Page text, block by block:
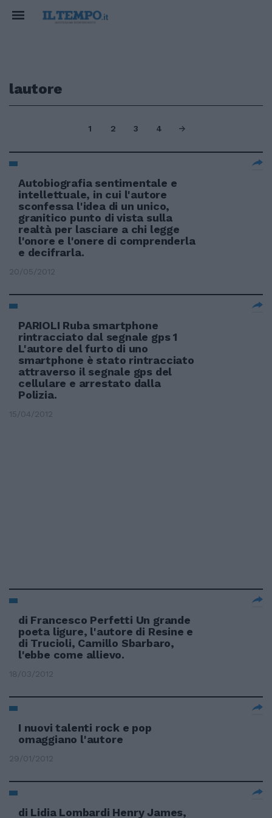
lautore
1 2 3 4
Autobiografia sentimentale e
intellettuale, in cui l'autore
sconfessa l'idea di un unico,
granitico punto di vista sulla
realtà per lasciare a chi legge
l'onore e l'onere di comprenderla
e decifrarla.
20/05/2012
PARIOLI Ruba smartphone
rintracciato dal segnale gps 1
L'autore del furto di uno
smartphone è stato rintracciato
attraverso il segnale gps del
cellulare e arrestato dalla
Polizia.
15/04/2012
di Francesco Perfetti Un grande
poeta ligure, l'autore di Resine e
di Trucioli, Camillo Sbarbaro,
l'ebbe come allievo.
18/03/2012
I nuovi talenti rock e pop
omaggiano l'autore
29/01/2012
di Lidia Lombardi Henry James,